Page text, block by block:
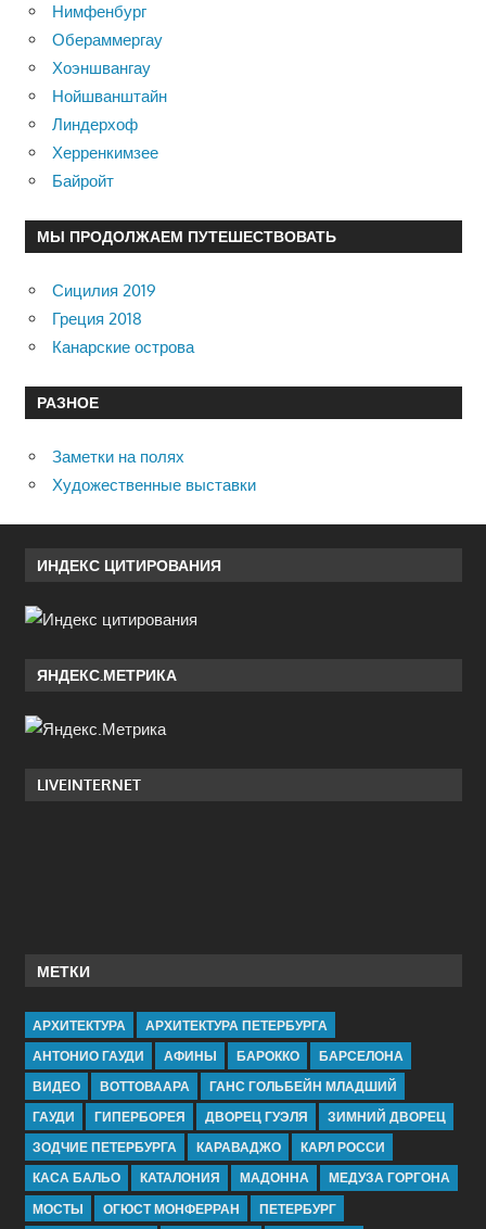
Нимфенбург
Обераммергау
Хоэншвангау
Нойшванштайн
Линдерхоф
Херренкимзее
Байройт
МЫ ПРОДОЛЖАЕМ ПУТЕШЕСТВОВАТЬ
Сицилия 2019
Греция 2018
Канарские острова
РАЗНОЕ
Заметки на полях
Художественные выставки
ИНДЕКС ЦИТИРОВАНИЯ
ЯНДЕКС.МЕТРИКА
LIVEINTERNET
МЕТКИ
АРХИТЕКТУРА
АРХИТЕКТУРА ПЕТЕРБУРГА
АНТОНИО ГАУДИ
АФИНЫ БАРОККО
БАРСЕЛОНА
ВИДЕО
ВОТТОВААРА
ГАНС ГОЛЬБЕЙН МЛАДШИЙ
ГАУДИ
ГИПЕРБОРЕЯ ДВОРЕЦ ГУЭЛЯ
ЗИМНИЙ ДВОРЕЦ
ЗОДЧИЕ ПЕТЕРБУРГА
КАРАВАДЖО
КАРЛ РОССИ
КАСА БАЛЬО
КАТАЛОНИЯ МАДОННА
МЕДУЗА ГОРГОНА
МОСТЫ
ОГЮСТ МОНФЕРРАН ПЕТЕРБУРГ